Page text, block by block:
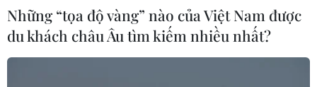
Những “tọa độ vàng” nào của Việt Nam được
du khách châu Âu tìm kiếm nhiều nhất?